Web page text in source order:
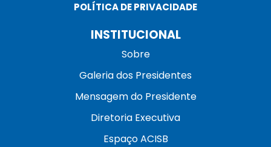
POLÍTICA DE PRIVACIDADE
INSTITUCIONAL
Sobre
Galeria dos Presidentes
Mensagem do Presidente
Diretoria Executiva
Espaço ACISB